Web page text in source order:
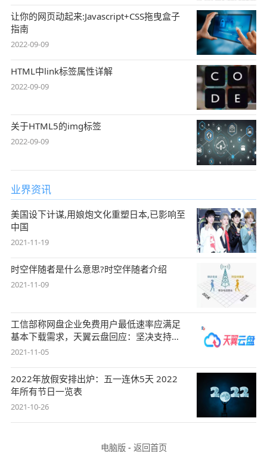
让你的网页动起来:Javascript+CSS拖曳盒子
指南
2022-09-09
HTML中link标签属性详解
2022-09-09
关于HTML5的img标签
2022-09-09
业界资讯
美国设下计谋,用娘炮文化重塑日本,已影响至
中国
2021-11-19
时空伴随者是什么意思?时空伴随者介绍
2021-11-09
工信部称网盘企业免费用户最低速率应满足
基本下载需求，天翼云盘回应：坚决支持，
始终
2021-11-05
2022年放假安排出炉：五一连休5天 2022
年所有节日一览表
2021-10-26
电脑版- 返回首页